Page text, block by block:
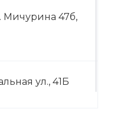
Мичурина 47б,
ул., 41Б